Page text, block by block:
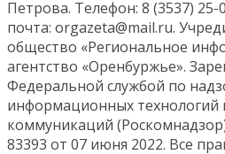
Петрова. Телефон: 8 (3537) 25-
почта: orgazeta@mail.ru.
общество «Региональное
агентство «Оренбуржье».
Федеральной службой по
информационных технологий
коммуникаций
83393 от 07 июня 2022. Все